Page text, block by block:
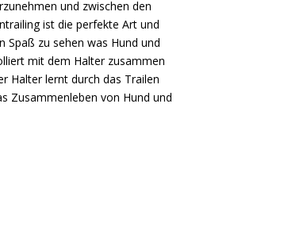
und zwischen den
ist die perfekte Art und
Spaß zu sehen was Hund und
mit dem Halter zusammen
Halter lernt durch das Trailen
Zusammenleben von Hund und